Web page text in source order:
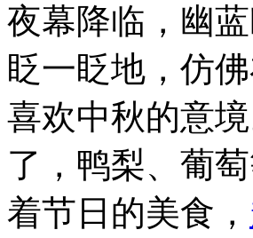
夜幕降临，幽
眨一眨地，仿
喜欢中秋的意
了，鸭梨、葡
着节日的美食，